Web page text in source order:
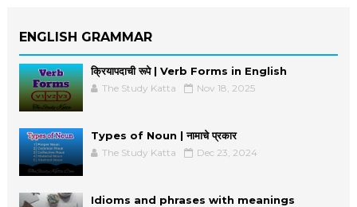
ENGLISH GRAMMAR
क्रियापदाची रूपे | Verb Forms in English
The Study Katta Nov 18, 2025
Types of Noun | नामाचे प्रकार
The Study Katta Dec 23, 2024
Idioms and phrases with meanings